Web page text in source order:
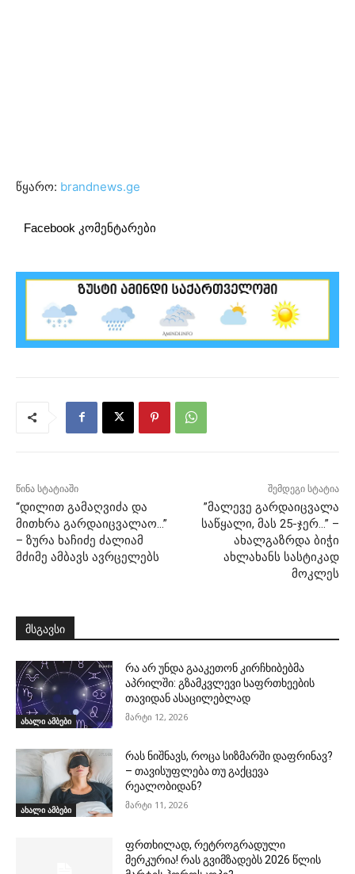
წყარო: brandnews.ge
Facebook კომენტარები
წინა სტატიაში
“დილით გამაღვიძა და
მითხრა გარდაიცვალაო…”
– ზურა ხაჩიძე ძალიამ
მძიმე ამბავს ავრცელებს
შემდეგი სტატია
”მალევე გარდაიცვალა
საწყალი, მას 25-ჯერ…” –
ახალგაზრდა ბიჭი
ახლახანს სასტიკად
მოკლეს
მსგავსი
ახალი ამბები
რა არ უნდა გააკეთონ კირჩხიბებმა
აპრილში: გზამკვლევი საფრთხეების
თავიდან ასაცილებლად
მარტი 12, 2026
ახალი ამბები
რას ნიშნავს, როცა სიზმარში დაფრინავ?
– თავისუფლება თუ გაქცევა
რეალობიდან?
მარტი 11, 2026
ფრთხილად, რეტროგრადული
მერკურია! რას გვიმზადებს 2026 წლის